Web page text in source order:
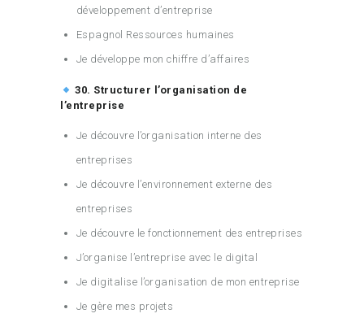
développement d’entreprise
Espagnol Ressources humaines
Je développe mon chiffre d’affaires
30. Structurer l’organisation de
l’entreprise
Je découvre l’organisation interne des
entreprises
Je découvre l’environnement externe des
entreprises
Je découvre le fonctionnement des entreprises
J’organise l’entreprise avec le digital
Je digitalise l’organisation de mon entreprise
Je gère mes projets